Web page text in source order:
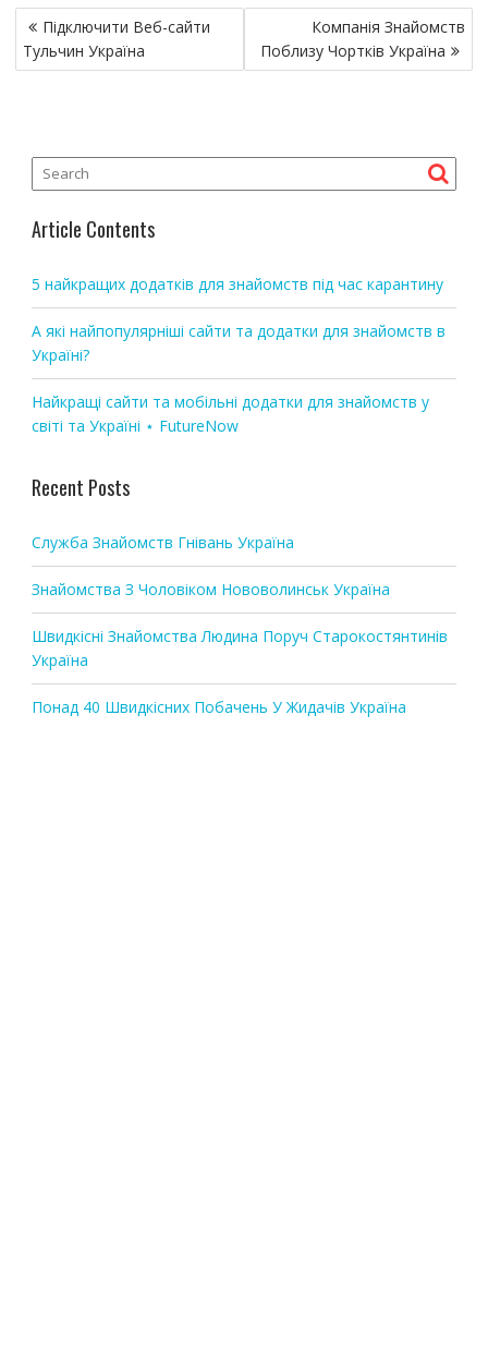
P
o
s
Підключити Веб-сайти
Тульчин Україна
Компанія Знайомств
Поблизу Чортків Україна
Article Contents
5 найкращих додатків для знайомств під час карантину
А які найпопулярніші сайти та додатки для знайомств в
Україні?
Найкращі сайти та мобільні додатки для знайомств у
світі та Україні ⋆ FutureNow
Recent Posts
Служба Знайомств Гнівань Україна
Знайомства З Чоловіком Нововолинськ Україна
Швидкісні Знайомства Людина Поруч Старокостянтинів
Україна
Понад 40 Швидкісних Побачень У Жидачів Україна